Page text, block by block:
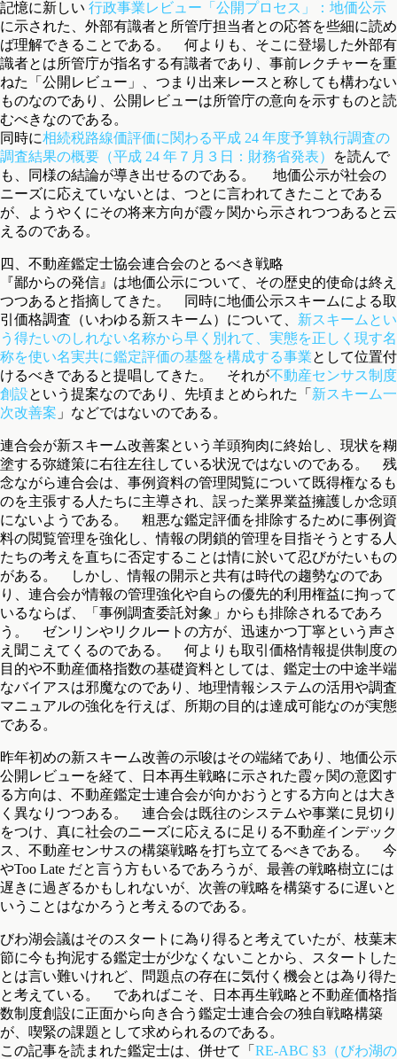
記憶に新しい 行政事業レビュー「公開プロセス」：地価公示
に示された、外部有識者と所管庁担当者との応答を些細に読め
ば理解できることである。 何よりも、そこに登場した外部有
識者とは所管庁が指名する有識者であり、事前レクチャーを重
ねた「公開レビュー」、つまり出来レースと称しても構わない
ものなのであり、公開レビューは所管庁の意向を示すものと読
むべきなのである。
同時に相続税路線価評価に関わる平成 24 年度予算執行調査の
調査結果の概要（平成 24 年７月３日：財務省発表）
を読んで
も、同様の結論が導き出せるのである。 地価公示が社会の
ニーズに応えていないとは、つとに言われてきたことである
が、ようやくにその将来方向が霞ヶ関から示されつつあると云
えるのである。
四、不動産鑑定士協会連合会のとるべき戦略
『鄙からの発信』は地価公示について、その歴史的使命は終え
つつあると指摘してきた。 同時に地価公示スキームによる取
引価格調査（いわゆる新スキーム）について、 新スキームとい
う得たいのしれない名称から早く別れて、実態を正しく現す名
称を使い名実共に鑑定評価の基盤を構成する事業として位置付
けるべきであると提唱してきた。 それが不動産センサス制度
創設という提案なのであり、先頃まとめられた「 新スキーム一
次改善案 」などではないのである。
連合会が新スキーム改善案という羊頭狗肉に終始し、現状を糊
塗する弥縫策に右往左往している状況ではないのである。 残
念ながら連合会は、事例資料の管理閲覧について既得権なるも
のを主張する人たちに主導され、誤った業界業益擁護しか念頭
にないようである。 粗悪な鑑定評価を排除するために事例資
料の閲覧管理を強化し、情報の閉鎖的管理を目指そうとする人
たちの考えを直ちに否定することは情に於いて忍びがたいもの
がある。 しかし、情報の開示と共有は時代の趨勢なのであ
り、連合会が情報の管理強化や自らの優先的利用権益に拘って
いるならば、「事例調査委託対象」からも排除されるであろ
う。 ゼンリンやリクルートの方が、迅速かつ丁寧という声さ
え聞こえてくるのである。 何よりも取引価格情報提供制度の
目的や不動産価格指数の基礎資料としては、鑑定士の中途半端
なバイアスは邪魔なのであり、地理情報システムの活用や調査
マニュアルの強化を行えば、所期の目的は達成可能なのが実態
である。
昨年初めの新スキーム改善の示唆はその端緒であり、地価公示
公開レビューを経て、日本再生戦略に示された霞ヶ関の意図す
る方向は、不動産鑑定士連合会が向かおうとする方向とは大き
く異なりつつある。 連合会は既往のシステムや事業に見切り
をつけ、真に社会のニーズに応えるに足りる不動産インデック
ス、不動産センサスの構築戦略を打ち立てるべきである。 今
やToo Late だと言う方もいるであろうが、最善の戦略樹立には
遅きに過ぎるかもしれないが、次善の戦略を構築するに遅いと
いうことはなかろうと考えるのである。
びわ湖会議はそのスタートに為り得ると考えていたが、枝葉末
節に今も拘泥する鑑定士が少なくないことから、スタートした
とは言い難いけれど、問題点の存在に気付く機会とは為り得た
と考えている。 であればこそ、日本再生戦略と不動産価格指
数制度創設に正面から向き合う鑑定士連合会の独自戦略構築
が、喫緊の課題として求められるのである。
この記事を読まれた鑑定士は、併せて「 RE-ABC §3（びわ湖の